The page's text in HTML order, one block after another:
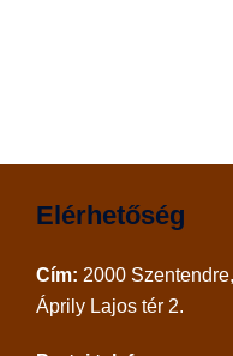
Elérhetőség
Cím: 2000 Szentendre,
Áprily Lajos tér 2.